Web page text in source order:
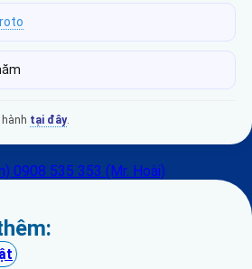
tại đây.
0908 535 353 (Mr. Hoài)